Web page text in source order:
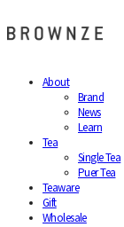
About
Brand
News
Learn
Tea
Single Tea
Puer Tea
Teaware
Gift
Wholesale